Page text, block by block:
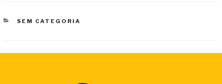
CATEGORIAS
SEM CATEGORIA